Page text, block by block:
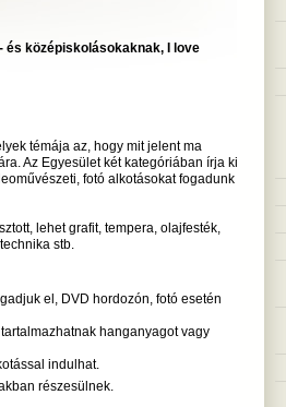
és középiskolásokaknak, I love
témája az, hogy mit jelent ma
Az Egyesület két kategóriában írja ki
fotó alkotásokat fogadunk
lehet grafit, tempera, olajfesték,
stb.
el, DVD hordozón, fotó esetén
hanganyagot vagy
indulhat.
részesülnek.